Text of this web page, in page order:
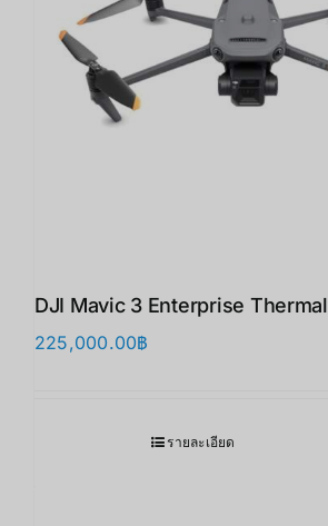
DJI Mavic 3 Enterprise Thermal
225,000.00฿
รายละเอียด